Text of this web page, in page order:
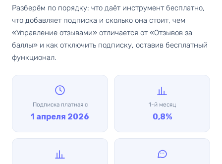
Разберём по порядку: что даёт инструмент бесплатно,
что добавляет подписка и сколько она стоит, чем
«Управление отзывами» отличается от «Отзывов за
баллы» и как отключить подписку, оставив бесплатный
функционал.
Подписка платная с
1 апреля 2026
1-й месяц
0,8%